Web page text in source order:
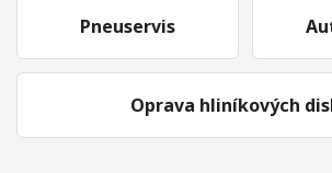
Pneuservis
Oprava hliníkových